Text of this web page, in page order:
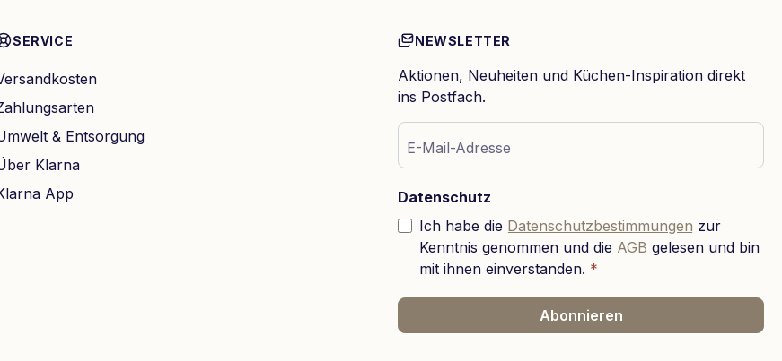
SERVICE
& Entsorgung
Klarna
App
NEWSLETTER
Aktionen, Neuheiten und Küchen-Inspiration direkt
ins Postfach.
E-Mail-Adresse
Datenschutz
Ich habe die Datenschutzbestimmungen zur
Kenntnis genommen und die AGB gelesen und bin
mit ihnen einverstanden. *
Abonnieren